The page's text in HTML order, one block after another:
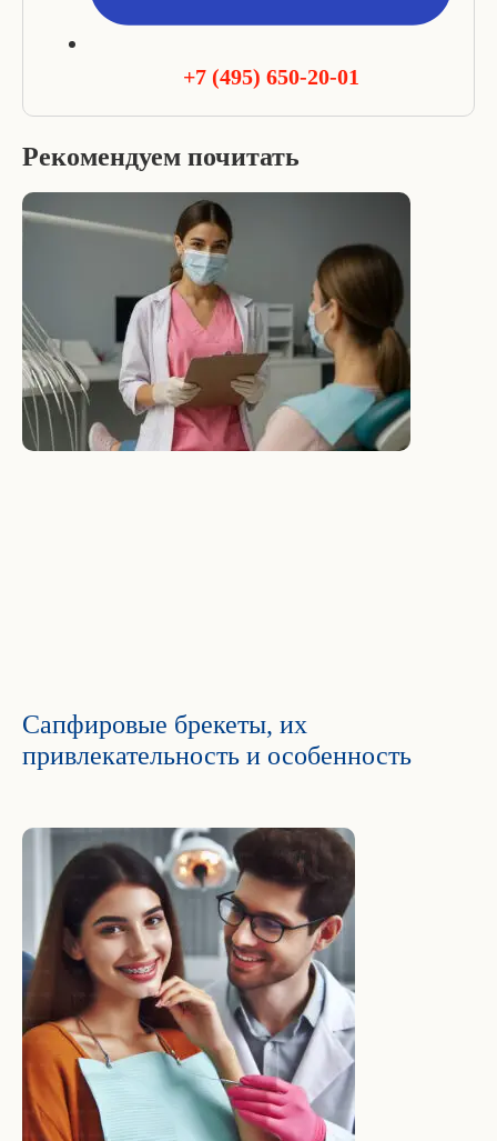
+7 (495) 650-20-01
Рекомендуем почитать
Сапфировые брекеты, их
привлекательность и особенность